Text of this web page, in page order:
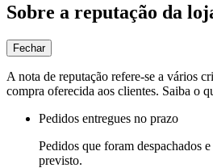
Sobre a reputação da
Fechar
A nota de reputação refere-se a vários
compra oferecida aos clientes. Saiba o
Pedidos entregues no prazo
Pedidos que foram despachados
previsto.